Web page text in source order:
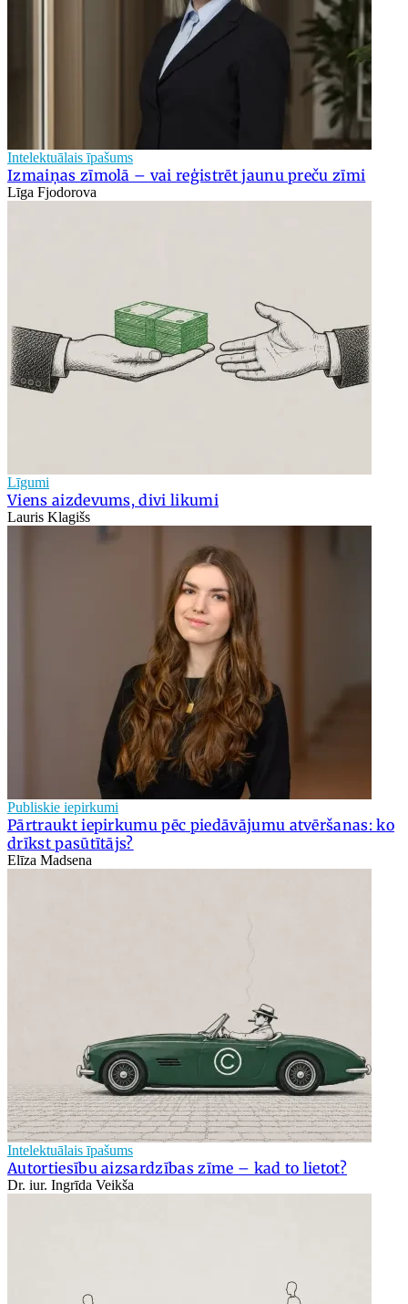
Intelektuālais īpašums
Izmaiņas zīmolā – vai reģistrēt jaunu preču zīmi
Līga Fjodorova
Līgumi
Viens aizdevums, divi likumi
Lauris Klagišs
Publiskie iepirkumi
Pārtraukt iepirkumu pēc piedāvājumu atvēršanas: ko
drīkst pasūtītājs?
Elīza Madsena
Intelektuālais īpašums
Autortiesību aizsardzības zīme – kad to lietot?
Dr. iur. Ingrīda Veikša